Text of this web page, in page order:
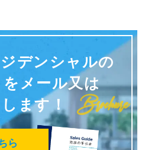
デンシャルの
メール又は
ます！
Brochure
ら